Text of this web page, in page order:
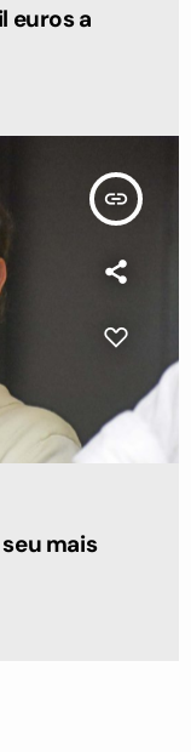
euros a
insert_link
mais